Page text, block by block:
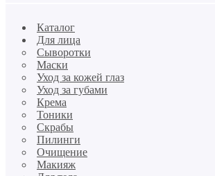
Каталог
Для лица
Сыворотки
Маски
Уход за кожей глаз
Уход за губами
Крема
Тоники
Скрабы
Пилинги
Очищение
Макияж